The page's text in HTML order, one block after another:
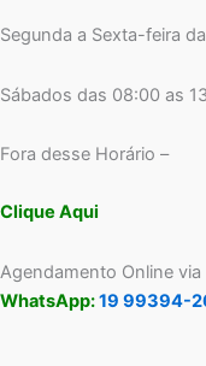
Segunda a Sexta-feira
Sábados das 08:00 as
Fora desse Horário –
Clique Aqui
Agendamento Online via
WhatsApp:19 99394-